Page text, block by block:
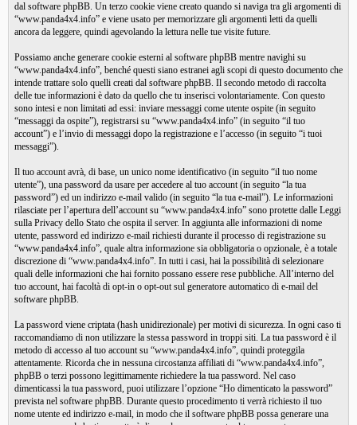
dal software phpBB. Un terzo cookie viene creato quando si naviga tra gli argomenti di
“www.panda4x4.info” e viene usato per memorizzare gli argomenti letti da quelli
ancora da leggere, quindi agevolando la lettura nelle tue visite future.
Possiamo anche generare cookie esterni al software phpBB mentre navighi su
“www.panda4x4.info”, benché questi siano estranei agli scopi di questo documento che
intende trattare solo quelli creati dal software phpBB. Il secondo metodo di raccolta
delle tue informazioni è dato da quello che tu inserisci volontariamente. Con questo
sono intesi e non limitati ad essi: inviare messaggi come utente ospite (in seguito
“messaggi da ospite”), registrarsi su “www.panda4x4.info” (in seguito “il tuo
account”) e l’invio di messaggi dopo la registrazione e l’accesso (in seguito “i tuoi
messaggi”).
Il tuo account avrà, di base, un unico nome identificativo (in seguito “il tuo nome
utente”), una password da usare per accedere al tuo account (in seguito “la tua
password”) ed un indirizzo e-mail valido (in seguito “la tua e-mail”). Le informazioni
rilasciate per l’apertura dell’account su “www.panda4x4.info” sono protette dalle Leggi
sulla Privacy dello Stato che ospita il server. In aggiunta alle informazioni di nome
utente, password ed indirizzo e-mail richiesti durante il processo di registrazione su
“www.panda4x4.info”, quale altra informazione sia obbligatoria o opzionale, è a totale
discrezione di “www.panda4x4.info”. In tutti i casi, hai la possibilità di selezionare
quali delle informazioni che hai fornito possano essere rese pubbliche. All’interno del
tuo account, hai facoltà di opt-in o opt-out sul generatore automatico di e-mail del
software phpBB.
La password viene criptata (hash unidirezionale) per motivi di sicurezza. In ogni caso ti
raccomandiamo di non utilizzare la stessa password in troppi siti. La tua password è il
metodo di accesso al tuo account su “www.panda4x4.info”, quindi proteggila
attentamente. Ricorda che in nessuna circostanza affiliati di “www.panda4x4.info”,
phpBB o terzi possono legittimamente richiedere la tua password. Nel caso
dimenticassi la tua password, puoi utilizzare l’opzione “Ho dimenticato la password”
prevista nel software phpBB. Durante questo procedimento ti verrà richiesto il tuo
nome utente ed indirizzo e-mail, in modo che il software phpBB possa generare una